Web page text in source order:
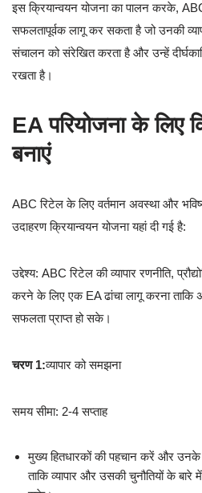
इस क्रियान्वयन योजना का पालन करके,
सफलतापूर्वक लागू कर सकता है जो उनकी
संचालन को संरेखित करता है और उन्हें
रखता है।
EA परियोजना के लिए
बनाएं
ABC रिटेल के लिए वर्तमान अवस्था और
उदाहरण क्रियान्वयन योजना यहां दी गई है:
उद्देश्य: ABC रिटेल की व्यापार रणनीति,
करने के लिए एक EA ढांचा लागू करना ताकि
सफलता प्राप्त हो सके।
चरण 1:व्यापार को समझना
समय सीमा: 2-4 सप्ताह
मुख्य हितधारकों की पहचान करें और उनके
ताकि व्यापार और उसकी चुनौतियों के